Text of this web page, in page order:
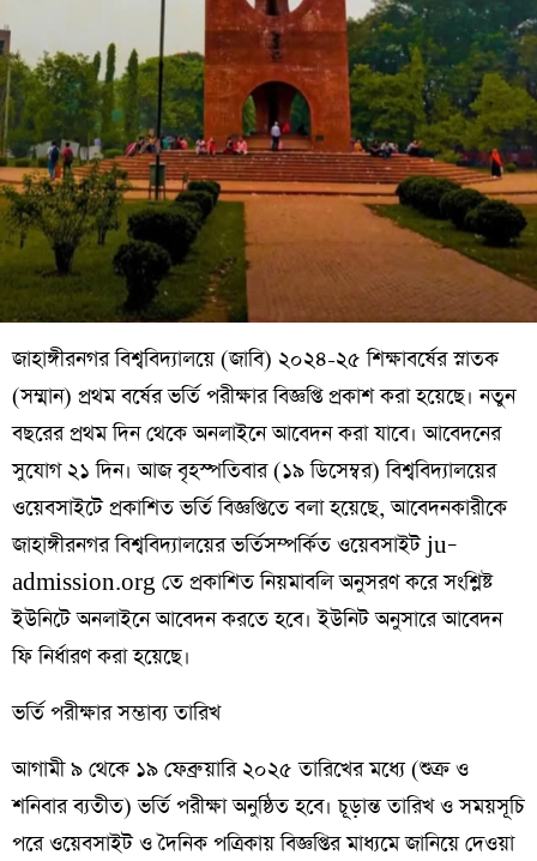
জাহাঙ্গীরনগর বিশ্ববিদ্যালয়ে (জাবি) ২০২৪-২৫ শিক্ষাবর্ষের স্নাতক
(সম্মান) প্রথম বর্ষের ভর্তি পরীক্ষার বিজ্ঞপ্তি প্রকাশ করা হয়েছে। নতুন
বছরের প্রথম দিন থেকে অনলাইনে আবেদন করা যাবে। আবেদনের
সুযোগ ২১ দিন। আজ বৃহস্পতিবার (১৯ ডিসেম্বর) বিশ্ববিদ্যালয়ের
ওয়েবসাইটে প্রকাশিত ভর্তি বিজ্ঞপ্তিতে বলা হয়েছে, আবেদনকারীকে
জাহাঙ্গীরনগর বিশ্ববিদ্যালয়ের ভর্তিসম্পর্কিত ওয়েবসাইট ju–
admission.org তে প্রকাশিত নিয়মাবলি অনুসরণ করে সংশ্লিষ্ট
ইউনিটে অনলাইনে আবেদন করতে হবে। ইউনিট অনুসারে আবেদন
ফি নির্ধারণ করা হয়েছে।
ভর্তি পরীক্ষার সম্ভাব্য তারিখ
আগামী ৯ থেকে ১৯ ফেব্রুয়ারি ২০২৫ তারিখের মধ্যে (শুক্র ও
শনিবার ব্যতীত) ভর্তি পরীক্ষা অনুষ্ঠিত হবে। চূড়ান্ত তারিখ ও সময়সূচি
পরে ওয়েবসাইট ও দৈনিক পত্রিকায় বিজ্ঞপ্তির মাধ্যমে জানিয়ে দেওয়া